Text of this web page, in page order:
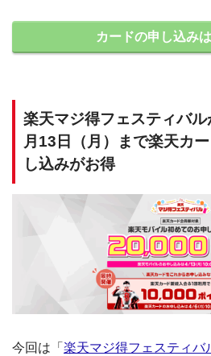
カードの申し込み
楽天マジ得フェスティバ
月13日（月）まで楽天カ
し込みがお得
今回は「 楽天マジ得フェスティバ